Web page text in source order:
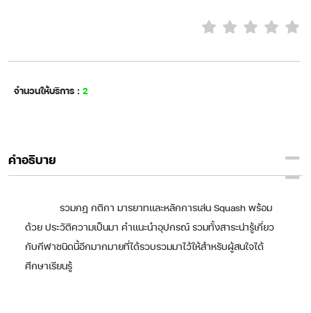
จำนวนให้บริการ : 2
คำอธิบาย
รวมกฎ กติกา มารยาทและหลักการเล่น Squash พร้อม
ด้วย ประวัติความเป็นมา คำแนะนำอุปกรณ์ รวมทั้งสาระน่ารู้เกี่ยว
กับกีฬาชนิดนี้อีกมากมายที่ได้รวบรวมมาไว้ให้สำหรับผู้สนใจได้
ศึกษาเรียนรู้